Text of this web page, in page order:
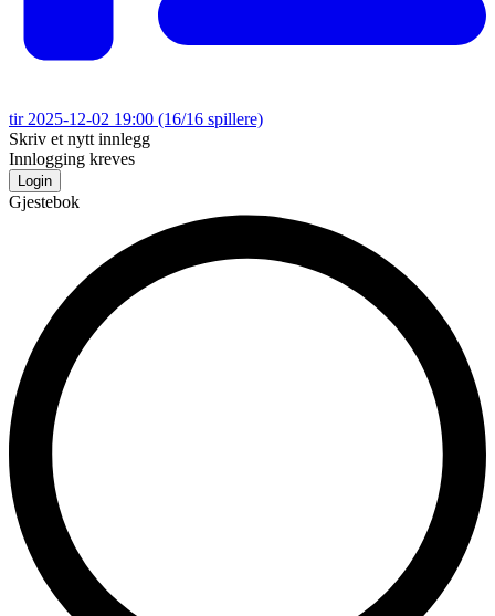
tir 2025-12-02 19:00 (16/16 spillere)
Skriv et nytt innlegg
Innlogging kreves
Login
Gjestebok